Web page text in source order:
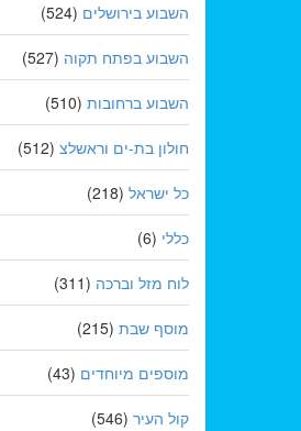
השבוע בירושלים (524)
השבוע בפתח תקוה (527)
השבוע ברחובות (510)
חולון בת-ים וראשלצ (512)
כל ישראל (218)
כללי (6)
לוח מזל וברכה (311)
מוסף שבת (215)
מוספים מיוחדים (43)
קול העיר (546)